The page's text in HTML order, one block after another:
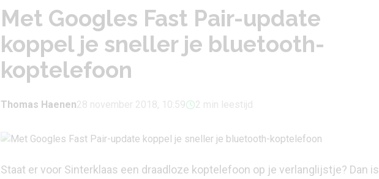
Met Googles Fast Pair-update
koppel je sneller je bluetooth-
koptelefoon
Thomas Haenen28 november 2018, 10:59 2 min leestijd
Staat er voor Sinterklaas een draadloze koptelefoon op je verlanglijstje? Dan is